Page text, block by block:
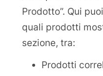
Prodotto”. Qui
quali prodotti
sezione, tra:
Prodotti